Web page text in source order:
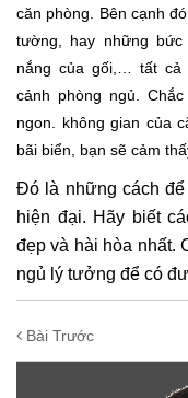
căn phòng. Bên cạnh
tường, hay những
nắng của gối,… tất cả
cảnh phòng ngủ.
ngon. không gian của
bãi biển, bạn sẽ cảm
Đó là những cách
hiện đại. Hãy biết
đẹp và hài hòa nhất.
ngủ lý tưởng để có
Bài Trước